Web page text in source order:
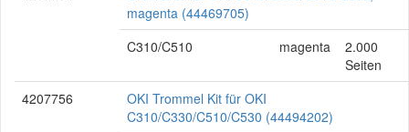
magenta (44469705)
C310/C510
magenta
2.000
Seiten
4207756
OKI Trommel Kit für OKI
C310/C330/C510/C530 (44494202)